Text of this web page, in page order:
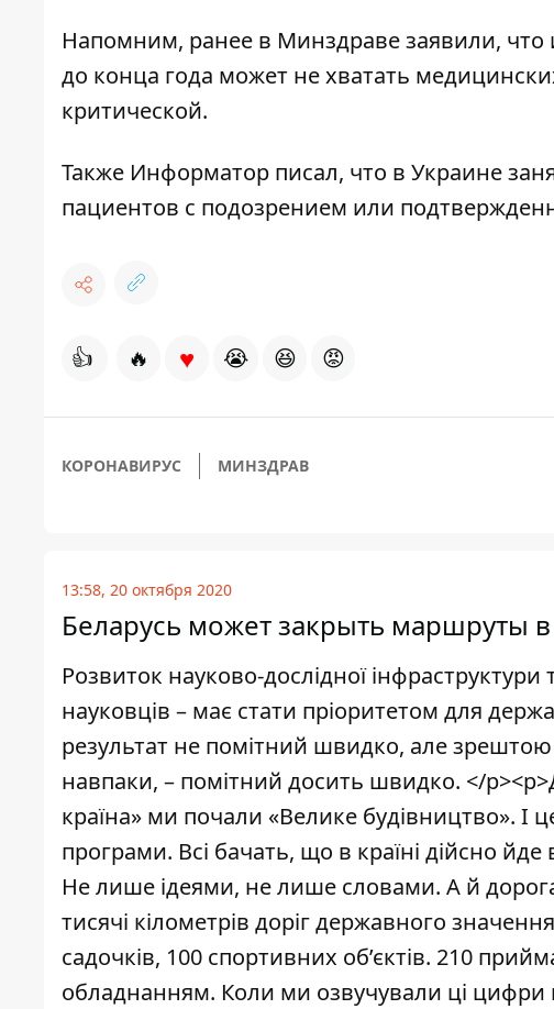
Напомним, ранее в Минздраве заявили, что
до конца года может не хватать
критической.
Также Информатор писал, что в Украине
пациентов с подозрением или
👍 🔥 ♥ 😭 😆 😡
КОРОНАВИРУС МИНЗДРАВ
13:58, 20 октября 2020
Беларусь может закрыть маршруты в
Розвиток науково-дослідної
науковців – має стати пріоритетом для
результат не помітний швидко, але
навпаки, – помітний досить швидко. </
країна» ми почали «Велике будівництво». І
програми. Всі бачать, що в країні дійсно
Не лише ідеями, не лише словами. А й
тисячі кілометрів доріг державного
садочків, 100 спортивних об’єктів. 210
обладнанням. Коли ми озвучували ці цифри